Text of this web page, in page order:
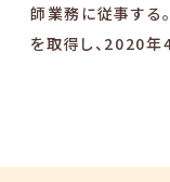
師業務に従事する
を取得し、2020年